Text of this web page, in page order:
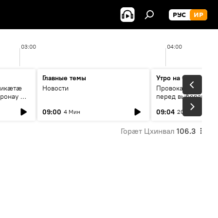
РУС ИР
03:00 04:00
æй
Главные темы
Новости
09:00 4 Мин
Утро на Спутнике
Провокации со
перед выборами в
09:04 20 Мин
Горӕт Цхинвал 106.3